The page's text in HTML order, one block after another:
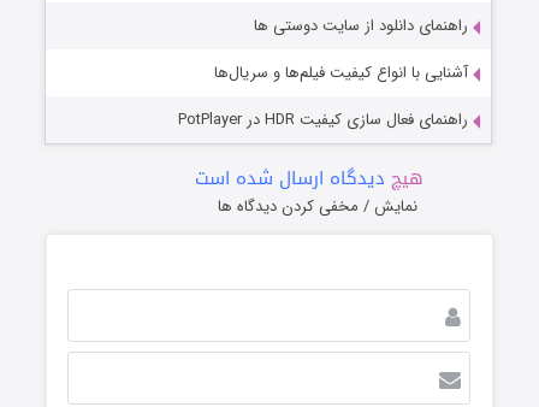
راهنمای دانلود از سایت دوستی ها
آشنایی با انواع کیفیت فیلم‌ها و سریال‌ها
راهنمای فعال سازی کیفیت HDR در PotPlayer
هیچ دیدگاه ارسال شده است
نمایش / مخفی کردن دیدگاه ها